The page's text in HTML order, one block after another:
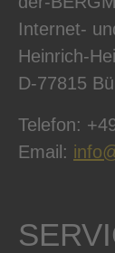
Internet-
Heinrich-
D-77815
Telefon:
Email: